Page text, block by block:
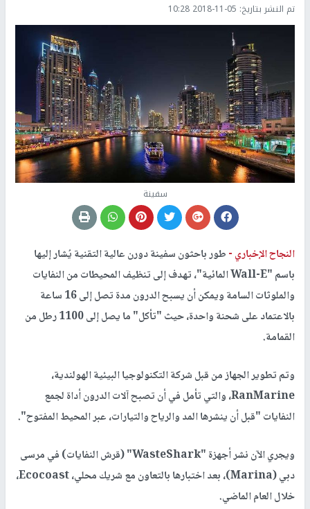
تم النشر بتاريخ: 2018-11-05 10:28
سفينة
النجاح الإخباري -طور باحثون سفينة دورن عالية التقنية يُشار إليها
باسم "Wall-E المائية"، تهدف إلى تنظيف المحيطات من النفايات
والملوثات السامة ويمكن أن يسبح الدرون مدة تصل إلى 16 ساعة
بالاعتماد على شحنة واحدة، حيث "تأكل" ما يصل إلى 1100 رطل من
القمامة.
وتم تطوير الجهاز من قبل شركة التكنولوجيا البيئية الهولندية،
RanMarine، والتي تأمل في أن تصبح آلات الدرون أداة لجمع
النفايات "قبل أن ينشرها المد والرياح والتيارات، عبر المحيط المفتوح".
ويجري الآن نشر أجهزة "WasteShark" (قرش النفايات) في مرسى
دبي (Marina)، بعد اختبارها بالتعاون مع شريك محلي، Ecocoast،
خلال العام الماضي.